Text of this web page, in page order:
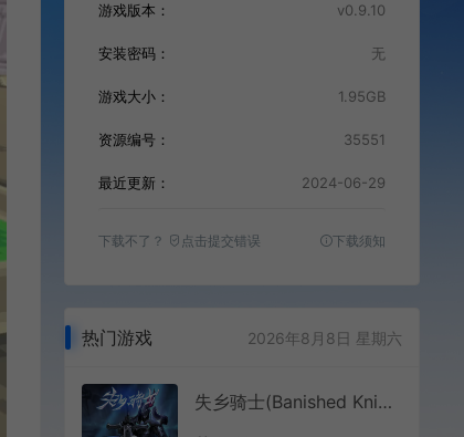
游戏版本： v0.9.10
安装密码： 无
游戏大小： 1.95GB
资源编号： 35551
最近更新： 2024-06-29
下载不了？ 点击提交错误 下载须知
热门游戏 2026年8月8日 星期六
失乡骑士(Banished Knight)俯视角动作肉鸽游戏|下载